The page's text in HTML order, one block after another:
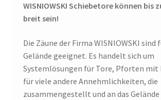
WISNIOWSKI Schiebetore können bis
breit sein!
Die Zäune der Firma WISNIOWSKI sind
Gelände geeignet. Es handelt sich um
Systemlösungen für Tore, Pforten mit
für viele andere Annehmlichkeiten, die
zusammengestellt und an das